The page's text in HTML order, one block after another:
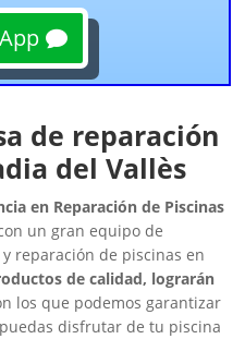
de reparación
del Vallès
en Reparación de Piscinas
un gran equipo de
reparación de piscinas en
de calidad, lograrán
los que podemos garantizar
disfrutar de tu piscina